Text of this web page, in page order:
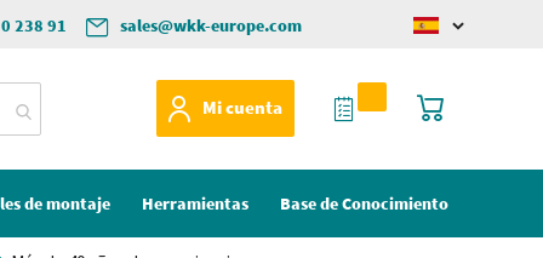
sales@wkk-europe.com
238 91
Change
Mi cuenta
Mi cesta
Mi Cotización
de montaje Herramientas Base de Conocimiento